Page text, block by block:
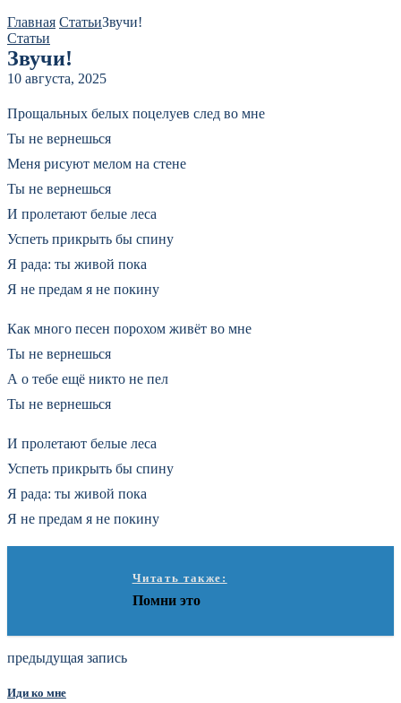
Главная СтатьиЗвучи!
Статьи
Звучи!
10 августа, 2025
Прощальных белых поцелуев след во мне
Ты не вернешься
Меня рисуют мелом на стене
Ты не вернешься
И пролетают белые леса
Успеть прикрыть бы спину
Я рада: ты живой пока
Я не предам я не покину
Как много песен порохом живёт во мне
Ты не вернешься
А о тебе ещё никто не пел
Ты не вернешься
И пролетают белые леса
Успеть прикрыть бы спину
Я рада: ты живой пока
Я не предам я не покину
Читать также:
Помни это
предыдущая запись
Иди ко мне